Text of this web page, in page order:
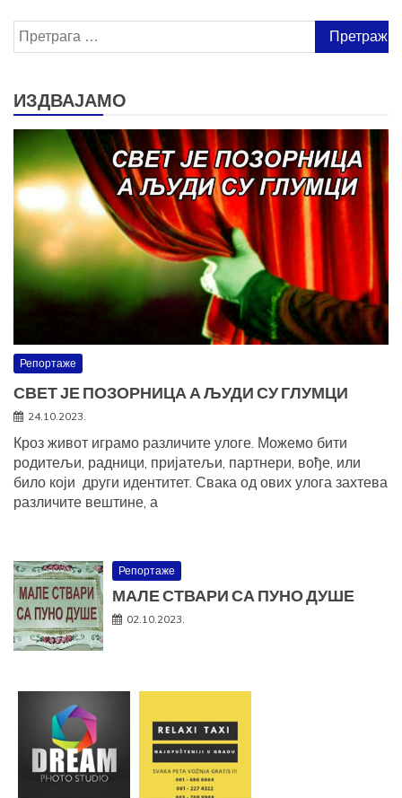
Претрага
за:
ИЗДВАЈАМО
Репортаже
СВЕТ ЈЕ ПОЗОРНИЦА А ЉУДИ СУ ГЛУМЦИ
24.10.2023.
Кроз живот играмо различите улоге. Можемо бити
родитељи, радници, пријатељи, партнери, вође, или
било који други идентитет. Свака од ових улога захтева
различите вештине, а
Репортаже
МАЛЕ СТВАРИ СА ПУНО ДУШЕ
02.10.2023.